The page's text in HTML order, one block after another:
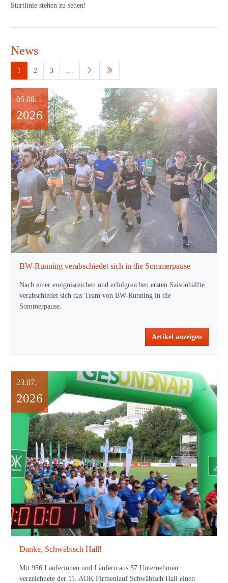
Startlinie stehen zu sehen!
News
1 2 3
BW-Running verabschiedet sich in die Sommerpause
Nach einer ereignisreichen und erfolgreichen ersten Saisonhälfte
verabschiedet sich das Team von BW-Running in die
Sommerpause.
Artikel anzeigen
05.08.
2026
Danke, Schwäbisch Hall!
Mit 956 Läuferinnen und Läufern aus 57 Unternehmen
verzeichnete der 11. AOK Firmenlauf Schwäbisch Hall einen
23.07.
2026